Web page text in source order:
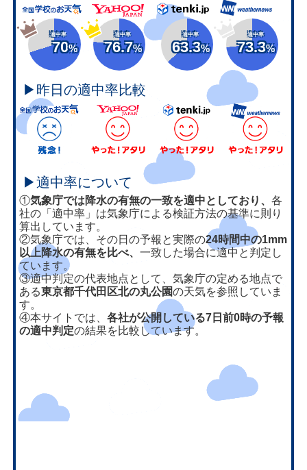
適中率
70%
適中率
76.7%
適中率
63.3%
適中率
73.3%
▶昨日の適中率比較
▶適中率について
①気象庁では降水の有無の一致を適中としており、各
社の「適中率」は気象庁による検証方法の基準に則り
算出しています。
②気象庁では、その日の予報と実際の24時間中の1mm
以上降水の有無を比べ、一致した場合に適中と判定し
ています。
③適中判定の代表地点として、気象庁の定める地点で
ある東京都千代田区北の丸公園の天気を参照していま
す。
④本サイトでは、各社が公開している7日前0時の予報
の適中判定の結果を比較しています。